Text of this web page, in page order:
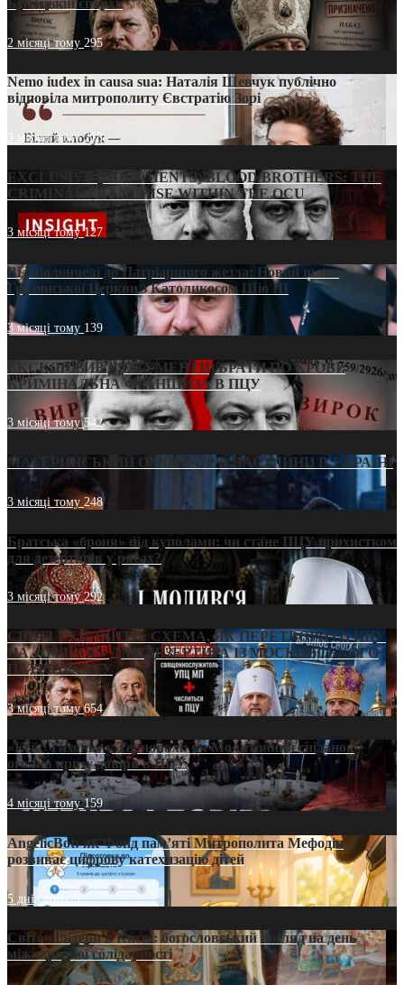
2 місяці тому 295
Nemo iudex in causa sua: Наталія Шевчук публічно
відповіла митрополиту Євстратію Зорі
3 місяці тому213
EXCLUSIVE (DOCUMENTS)/BLOOD BROTHERS: THE
CRIMINAL FRANCHISE WITHIN THE OCU
3 місяці тому127
Від віолончелі до Патріаршого жезла: Новий шлях
Грузинської Церкви з Католикосом Шіо III
3 місяці тому 139
ЕКСКЛЮЗИВ (ДОКУМЕНТИ)/БРАТИ ПО КРОВІ:
КРИМІНАЛЬНА ФРАНШИЗА В ПЦУ
3 місяці тому542
МАТЕРИНСЬКИЙ ОМОРФОР В ЧАС ВІЙНИ В УКРАЇНІ
3 місяці тому248
Братська «броня» під куполами: чи стане ПЦУ прихистком
для дезертирів у рясах?
3 місяці тому292
СВЯТІ УХИЛЯНТИ: СХЕМА, ЯК ПЕРЕТВОРИТИ ПЦУ
НА «ОФШОР» ДЛЯ ДЕЗЕРТИРА ІЗ МОСКОВСЬКОГО
ПАТРІАРХАТУ
3 місяці тому654
«Кейс Тихона» у Тернополі: як Молитовний сніданок
оголив кризу довіри в ПЦУ
4 місяці тому159
AngelicBot: як Фонд пам’яті Митрополита Мефодія
розвиває цифрову катехизацію дітей
5 днів тому9
Світові лідери в Києві: богословський погляд на день
міжнародної солідарності